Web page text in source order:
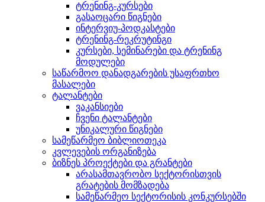
ტრენინგ-კურსები
გასაოცარი წიგნები
ინტერვიუ-პოდკასტები
ტრენინგ-რეკრუტინგი
კურსები, სემინარები და ტრენინგ
მოდულები
საწარმოო დანადგარების უსაფრთხო
მასალები
ტალანტები
ვაკანსიები
ჩვენი ტალანტები
უნიკალური წიგნები
სამეწარმეო ბიბლიოთეკა
კვლევების ორგანიზება
ბიზნეს პროექტები და გრანტები
არასამთავრობო სექტორისთვის
გრატების მომზადება
სამეწარმეო სექტორისის კონკურსებში